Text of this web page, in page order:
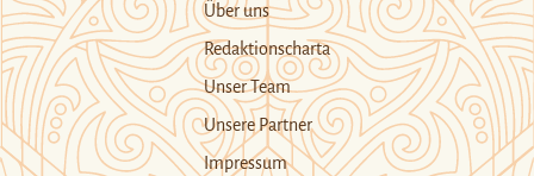
Über uns
Redaktionscharta
Unser Team
Unsere Partner
Impressum